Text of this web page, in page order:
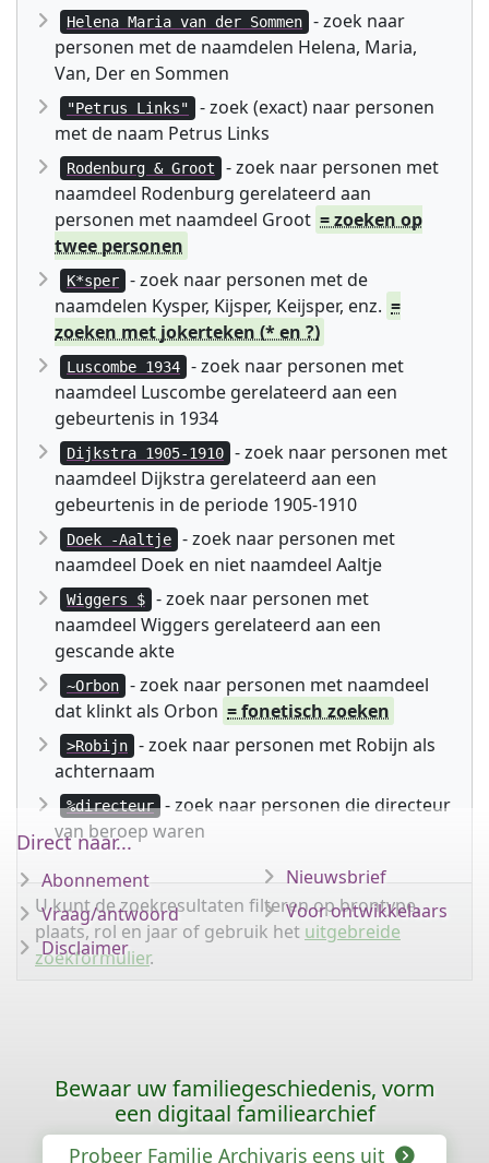
Helena Maria van der Sommen
- zoek naar
personen met de naamdelen Helena, Maria,
Van, Der en Sommen
"Petrus Links"
- zoek (exact) naar personen
met de naam Petrus Links
Rodenburg & Groot
- zoek naar personen met
naamdeel Rodenburg gerelateerd aan
personen met naamdeel Groot = zoeken op
twee personen
K*sper
- zoek naar personen met de
naamdelen Kysper, Kijsper, Keijsper, enz. =
zoeken met jokerteken (* en ?)
Luscombe 1934
- zoek naar personen met
naamdeel Luscombe gerelateerd aan een
gebeurtenis in 1934
Dijkstra 1905-1910
- zoek naar personen met
naamdeel Dijkstra gerelateerd aan een
gebeurtenis in de periode 1905-1910
Doek -Aaltje
- zoek naar personen met
naamdeel Doek en niet naamdeel Aaltje
Wiggers $
- zoek naar personen met
naamdeel Wiggers gerelateerd aan een
gescande akte
~Orbon
- zoek naar personen met naamdeel
dat klinkt als Orbon = fonetisch zoeken
>Robijn
- zoek naar personen met Robijn als
achternaam
%directeur
- zoek naar personen die directeur
van beroep waren
U kunt de zoekresultaten filteren op brontype,
plaats, rol en jaar of gebruik het uitgebreide
zoekformulier.
Direct naar...
Abonnement
Vraag/antwoord
Disclaimer
Nieuwsbrief
Voor ontwikkelaars
Bewaar uw familiegeschiedenis, vorm
een digitaal familiearchief
Probeer Familie Archivaris eens uit